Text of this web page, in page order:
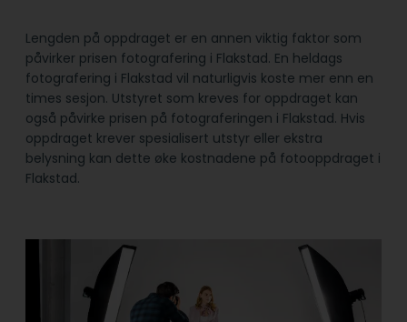
Lengden på oppdraget er en annen viktig faktor som
påvirker prisen fotografering i Flakstad. En heldags
fotografering i Flakstad vil naturligvis koste mer enn en
times sesjon. Utstyret som kreves for oppdraget kan
også påvirke prisen på fotograferingen i Flakstad. Hvis
oppdraget krever spesialisert utstyr eller ekstra
belysning kan dette øke kostnadene på fotooppdraget i
Flakstad.